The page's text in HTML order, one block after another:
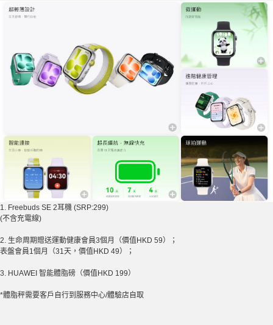
1. Freebuds SE 2耳機 (SRP:299)
(不含充電線)
2. 生命周期贈送運動健康會員3個月（價值 HKD 59）；
表盤會員1個月（31天，價值 HKD 49）；
3. HUAWEI 智能體脂磅（價值 HKD 199）
*體脂秤需要客戶自行到服務中心/體驗店自取